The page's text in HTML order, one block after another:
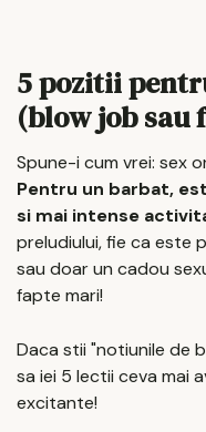
5 pozitii
(blow job sau
Spune-i cum vrei: sex
Pentru un barbat,
si mai intense
preludiului, fie ca este
sau doar un cadou
fapte mari!
Daca stii "notiunile de
sa iei 5 lectii ceva mai
excitante!